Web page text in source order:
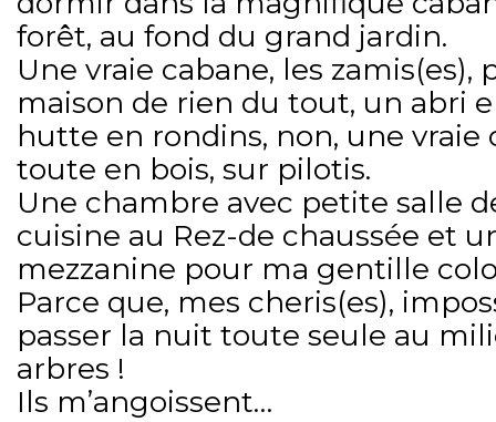
forêt, au fond du grand jardin.
Une vraie cabane, les zamis(es),
maison de rien du tout, un abri
hutte en rondins, non, une vraie
toute en bois, sur pilotis.
Une chambre avec petite salle
cuisine au Rez-de chaussée et
mezzanine pour ma gentille
Parce que, mes cheris(es),
passer la nuit toute seule au
arbres !
Ils m’angoissent…